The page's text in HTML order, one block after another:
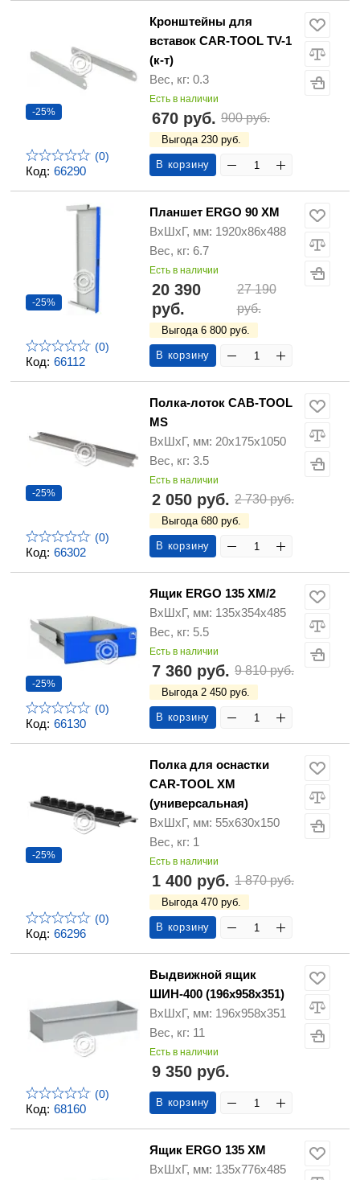
Код: 66290
-25%
(0)
Кронштейны для
вставок CAR-TOOL TV-1
(к-т)
Вес, кг: 0.3
Есть в наличии
670 руб. 900 руб.
Выгода 230 руб.
В корзину
Код: 66112
-25%
(0)
Планшет ERGO 90 XM
ВхШхГ, мм: 1920x86x488
Вес, кг: 6.7
Есть в наличии
20 390
руб.
27 190
руб.
Выгода 6 800 руб.
В корзину
Код: 66302
-25%
(0)
Полка-лоток CAB-TOOL
MS
ВхШхГ, мм: 20x175x1050
Вес, кг: 3.5
Есть в наличии
2 050 руб. 2 730 руб.
Выгода 680 руб.
В корзину
Код: 66130
-25%
(0)
Ящик ERGO 135 XM/2
ВхШхГ, мм: 135x354x485
Вес, кг: 5.5
Есть в наличии
7 360 руб. 9 810 руб.
Выгода 2 450 руб.
В корзину
Код: 66296
-25%
(0)
Полка для оснастки
CAR-TOOL XM
(универсальная)
ВхШхГ, мм: 55x630x150
Вес, кг: 1
Есть в наличии
1 400 руб. 1 870 руб.
Выгода 470 руб.
В корзину
Код: 68160
(0)
Выдвижной ящик
ШИН-400 (196x958x351)
ВхШхГ, мм: 196x958x351
Вес, кг: 11
Есть в наличии
9 350 руб.
В корзину
Ящик ERGO 135 XM
ВхШхГ, мм: 135x776x485